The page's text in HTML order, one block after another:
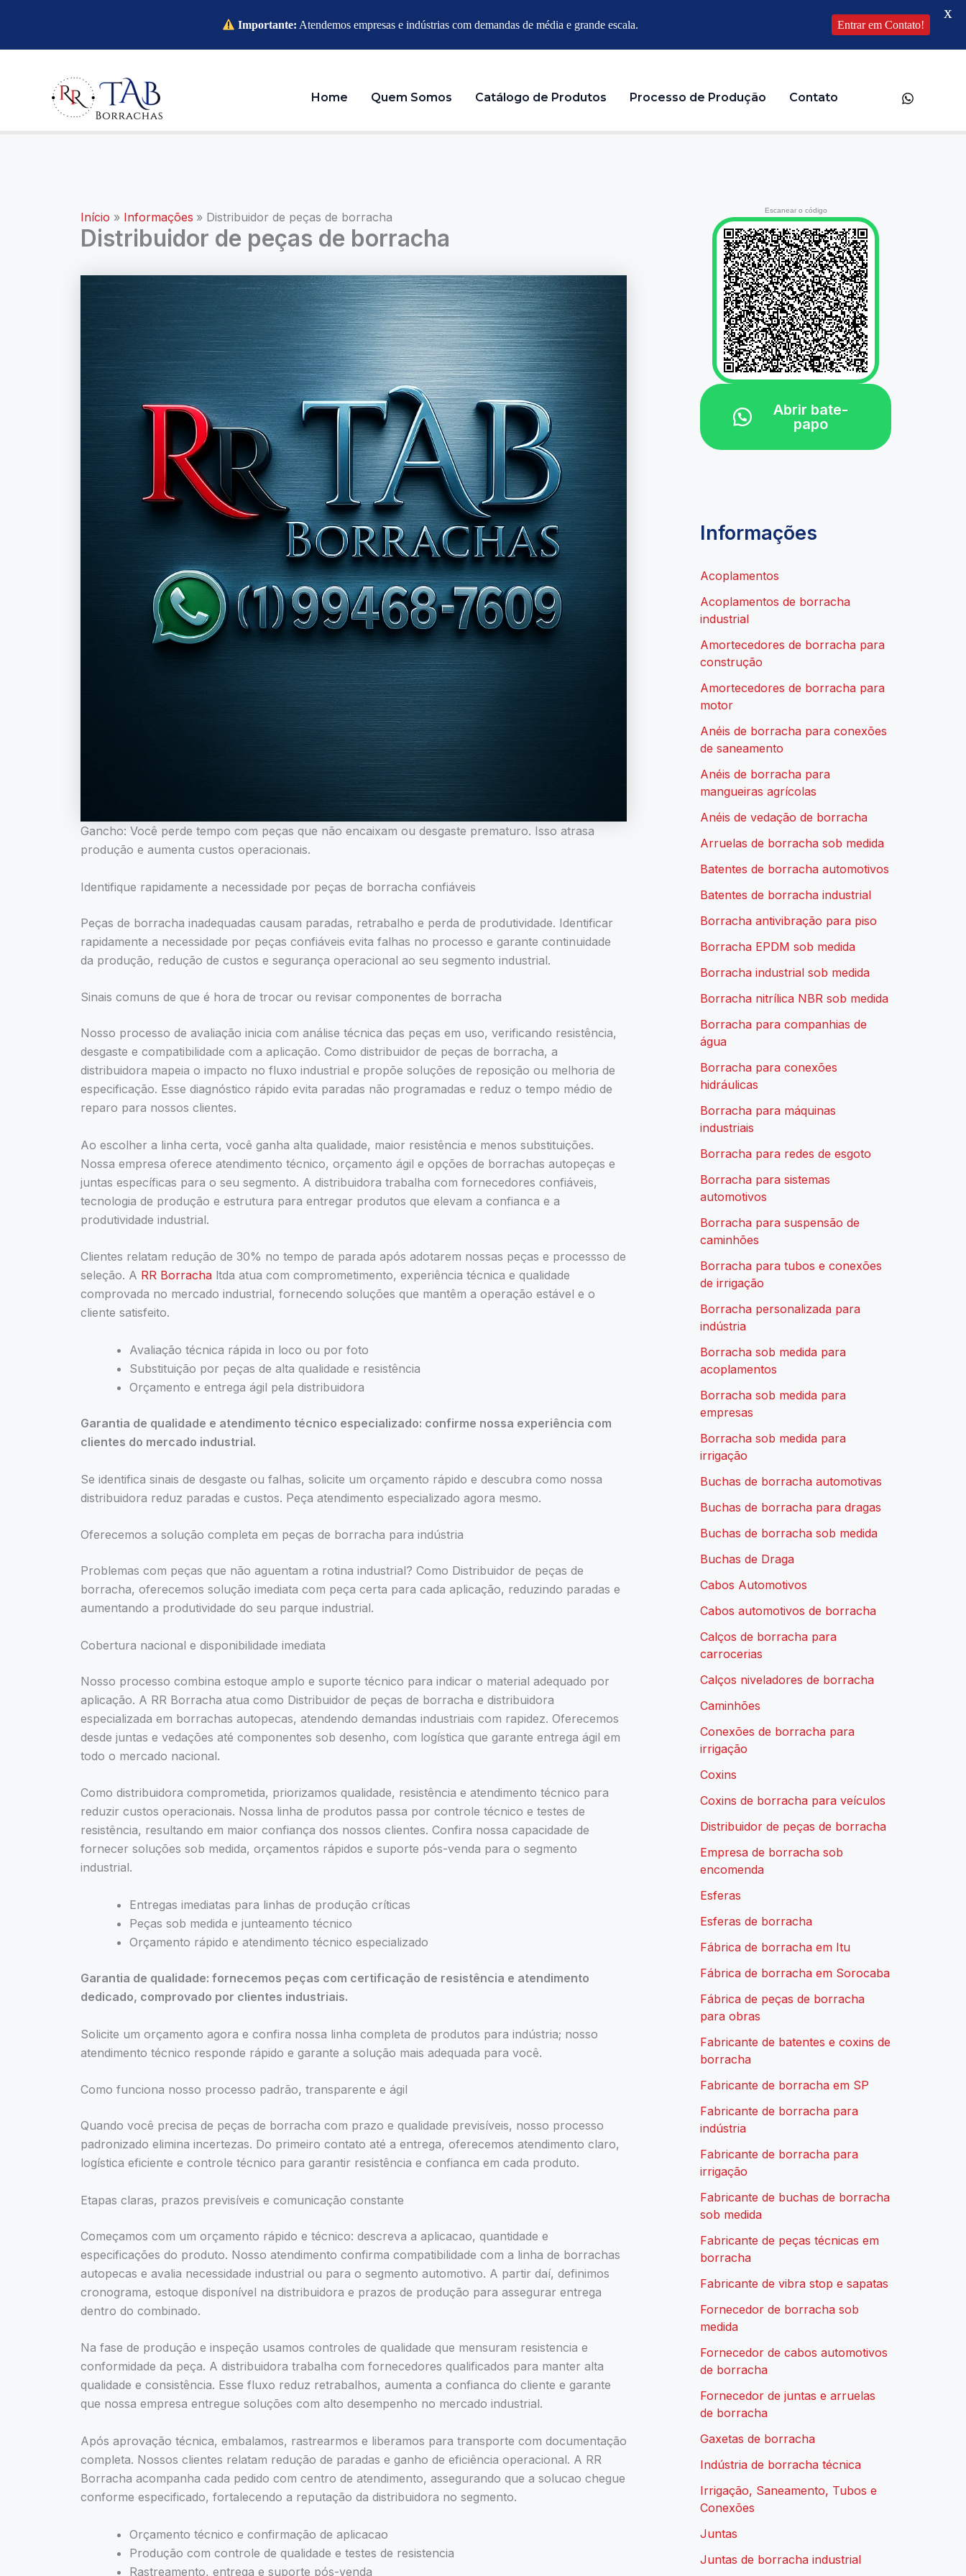
Home Quem Somos Catálogo de Produtos Processo de Produção Contato
Início Informações Distribuidor de peças de borracha
Distribuidor de peças de borracha
Gancho: Você perde tempo com peças que não encaixam ou desgaste prematuro. Isso atrasa
produção e aumenta custos operacionais.
Identifique rapidamente a necessidade por peças de borracha confiáveis
Peças de borracha inadequadas causam paradas, retrabalho e perda de produtividade. Identificar
rapidamente a necessidade por peças confiáveis evita falhas no processo e garante continuidade
da produção, redução de custos e segurança operacional ao seu segmento industrial.
Sinais comuns de que é hora de trocar ou revisar componentes de borracha
Nosso processo de avaliação inicia com análise técnica das peças em uso, verificando resistência,
desgaste e compatibilidade com a aplicação. Como distribuidor de peças de borracha, a
distribuidora mapeia o impacto no fluxo industrial e propõe soluções de reposição ou melhoria de
especificação. Esse diagnóstico rápido evita paradas não programadas e reduz o tempo médio de
reparo para nossos clientes.
Ao escolher a linha certa, você ganha alta qualidade, maior resistência e menos substituições.
Nossa empresa oferece atendimento técnico, orçamento ágil e opções de borrachas autopeças e
juntas específicas para o seu segmento. A distribuidora trabalha com fornecedores confiáveis,
tecnologia de produção e estrutura para entregar produtos que elevam a confianca e a
produtividade industrial.
Clientes relatam redução de 30% no tempo de parada após adotarem nossas peças e processso de
seleção. A RR Borracha ltda atua com comprometimento, experiência técnica e qualidade
comprovada no mercado industrial, fornecendo soluções que mantêm a operação estável e o
cliente satisfeito.
Avaliação técnica rápida in loco ou por foto
Substituição por peças de alta qualidade e resistência
Orçamento e entrega ágil pela distribuidora
Garantia de qualidade e atendimento técnico especializado: confirme nossa experiência com
clientes do mercado industrial.
Se identifica sinais de desgaste ou falhas, solicite um orçamento rápido e descubra como nossa
distribuidora reduz paradas e custos. Peça atendimento especializado agora mesmo.
Oferecemos a solução completa em peças de borracha para indústria
Problemas com peças que não aguentam a rotina industrial? Como Distribuidor de peças de
borracha, oferecemos solução imediata com peça certa para cada aplicação, reduzindo paradas e
aumentando a produtividade do seu parque industrial.
Cobertura nacional e disponibilidade imediata
Nosso processo combina estoque amplo e suporte técnico para indicar o material adequado por
aplicação. A RR Borracha atua como Distribuidor de peças de borracha e distribuidora
especializada em borrachas autopecas, atendendo demandas industriais com rapidez. Oferecemos
desde juntas e vedações até componentes sob desenho, com logística que garante entrega ágil em
todo o mercado nacional.
Como distribuidora comprometida, priorizamos qualidade, resistência e atendimento técnico para
reduzir custos operacionais. Nossa linha de produtos passa por controle técnico e testes de
resistência, resultando em maior confiança dos nossos clientes. Confira nossa capacidade de
fornecer soluções sob medida, orçamentos rápidos e suporte pós-venda para o segmento
industrial.
Entregas imediatas para linhas de produção críticas
Peças sob medida e junteamento técnico
Orçamento rápido e atendimento técnico especializado
Garantia de qualidade: fornecemos peças com certificação de resistência e atendimento
dedicado, comprovado por clientes industriais.
Solicite um orçamento agora e confira nossa linha completa de produtos para indústria; nosso
atendimento técnico responde rápido e garante a solução mais adequada para você.
Como funciona nosso processo padrão, transparente e ágil
Quando você precisa de peças de borracha com prazo e qualidade previsíveis, nosso processo
padronizado elimina incertezas. Do primeiro contato até a entrega, oferecemos atendimento claro,
logística eficiente e controle técnico para garantir resistência e confianca em cada produto.
Etapas claras, prazos previsíveis e comunicação constante
Começamos com um orçamento rápido e técnico: descreva a aplicacao, quantidade e
especificações do produto. Nosso atendimento confirma compatibilidade com a linha de borrachas
autopecas e avalia necessidade industrial ou para o segmento automotivo. A partir daí, definimos
cronograma, estoque disponível na distribuidora e prazos de produção para assegurar entrega
dentro do combinado.
Na fase de produção e inspeção usamos controles de qualidade que mensuram resistencia e
conformidade da peça. A distribuidora trabalha com fornecedores qualificados para manter alta
qualidade e consistência. Esse fluxo reduz retrabalhos, aumenta a confianca do cliente e garante
que nossa empresa entregue soluções com alto desempenho no mercado industrial.
Após aprovação técnica, embalamos, rastrearmos e liberamos para transporte com documentação
completa. Nossos clientes relatam redução de paradas e ganho de eficiência operacional. A RR
Borracha acompanha cada pedido com centro de atendimento, assegurando que a solucao chegue
conforme especificado, fortalecendo a reputação da distribuidora no segmento.
Orçamento técnico e confirmação de aplicacao
Produção com controle de qualidade e testes de resistencia
Rastreamento, entrega e suporte pós-venda
Escanear o código
Abrir bate-
papo
Informações
Acoplamentos
Acoplamentos de borracha
industrial
Amortecedores de borracha para
construção
Amortecedores de borracha para
motor
Anéis de borracha para conexões
de saneamento
Anéis de borracha para
mangueiras agrícolas
Anéis de vedação de borracha
Arruelas de borracha sob medida
Batentes de borracha automotivos
Batentes de borracha industrial
Borracha antivibração para piso
Borracha EPDM sob medida
Borracha industrial sob medida
Borracha nitrílica NBR sob medida
Borracha para companhias de
água
Borracha para conexões
hidráulicas
Borracha para máquinas
industriais
Borracha para redes de esgoto
Borracha para sistemas
automotivos
Borracha para suspensão de
caminhões
Borracha para tubos e conexões
de irrigação
Borracha personalizada para
indústria
Borracha sob medida para
acoplamentos
Borracha sob medida para
empresas
Borracha sob medida para
irrigação
Buchas de borracha automotivas
Buchas de borracha para dragas
Buchas de borracha sob medida
Buchas de Draga
Cabos Automotivos
Cabos automotivos de borracha
Calços de borracha para
carrocerias
Calços niveladores de borracha
Caminhões
Conexões de borracha para
irrigação
Coxins
Coxins de borracha para veículos
Distribuidor de peças de borracha
Empresa de borracha sob
encomenda
Esferas
Esferas de borracha
Fábrica de borracha em Itu
Fábrica de borracha em Sorocaba
Fábrica de peças de borracha
para obras
Fabricante de batentes e coxins de
borracha
Fabricante de borracha em SP
Fabricante de borracha para
indústria
Fabricante de borracha para
irrigação
Fabricante de buchas de borracha
sob medida
Fabricante de peças técnicas em
borracha
Fabricante de vibra stop e sapatas
Fornecedor de borracha sob
medida
Fornecedor de cabos automotivos
de borracha
Fornecedor de juntas e arruelas
de borracha
Gaxetas de borracha
Indústria de borracha técnica
Irrigação, Saneamento, Tubos e
Conexões
Juntas
Juntas de borracha industrial
Importante: Atendemos empresas e indústrias com demandas de média e grande escala. Entrar em Contato!
X